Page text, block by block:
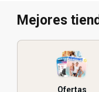
Mejores
Ofertas